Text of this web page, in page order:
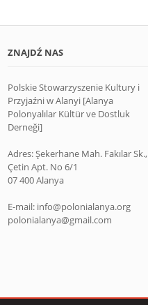
ZNAJDŹ NAS
Polskie Stowarzyszenie Kultury i
Przyjaźni w Alanyi [Alanya
Polonyalılar Kültür ve Dostluk
Derneği]
Adres: Şekerhane Mah. Fakılar Sk.,
Çetin Apt. No 6/1
07 400 Alanya
E-mail: info@polonialanya.org
polonialanya@gmail.com